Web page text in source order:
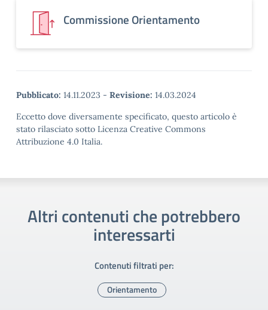
Commissione Orientamento
Pubblicato: 14.11.2023 - Revisione: 14.03.2024
Eccetto dove diversamente specificato, questo articolo è
stato rilasciato sotto Licenza Creative Commons
Attribuzione 4.0 Italia.
Altri contenuti che potrebbero
interessarti
Contenuti filtrati per:
Orientamento